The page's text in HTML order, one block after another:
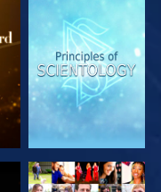
VERKEN DE
SERIE